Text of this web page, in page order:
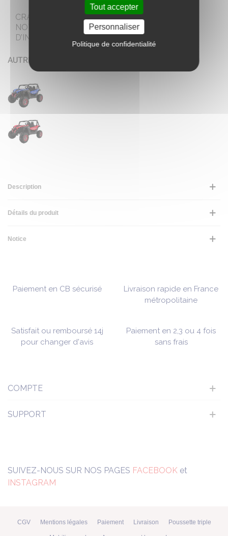
CRAQUEZ POUR
NOTRE SELECTION
D’INCONTOURNABLES
AUTRES COLORIS
Description
Détails du produit
Notice
Paiement en CB sécurisé
Livraison rapide en France
métropolitaine
Satisfait ou remboursé 14j
pour changer d'avis
Paiement en 2,3 ou 4 fois
sans frais
SUIVEZ-NOUS SUR NOS PAGES FACEBOOK et
INSTAGRAM
COMPTE
SUPPORT
CGV Mentions légales Paiement Livraison Poussette triple
Tout accepter
Personnaliser
Politique de confidentialité